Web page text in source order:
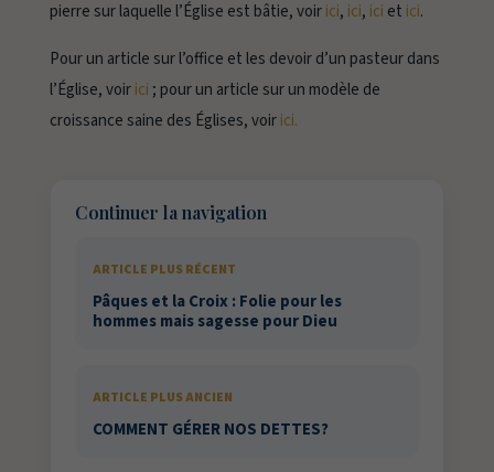
pierre sur laquelle l’Église est bâtie, voirici, ici, ici et ici.
Pour un article sur l’office et les devoir d’un pasteur dans
l’Église, voirici ; pour un article sur un modèle de
croissance saine des Églises, voirici.
Continuer la navigation
ARTICLE PLUS RÉCENT
Pâques et la Croix : Folie pour les
hommes mais sagesse pour Dieu
ARTICLE PLUS ANCIEN
COMMENT GÉRER NOS DETTES?